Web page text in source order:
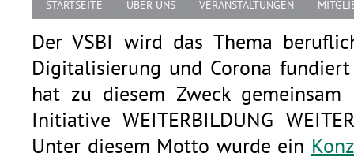
STARTSEITE ÜBER UNS VERANSTALTUNGEN
Der VSBI wird das Thema
Digitalisierung und Corona
hat zu diesem Zweck
Initiative WEITERBILDUNG
Unter diesem Motto wurde ein